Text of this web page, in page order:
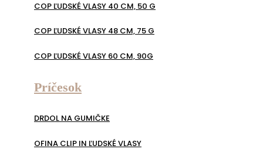
COP ĽUDSKÉ VLASY 40 CM, 50 G
COP ĽUDSKÉ VLASY 48 CM, 75 G
COP ĽUDSKÉ VLASY 60 CM, 90G
Príčesok
DRDOL NA GUMIČKE
OFINA CLIP IN ĽUDSKÉ VLASY